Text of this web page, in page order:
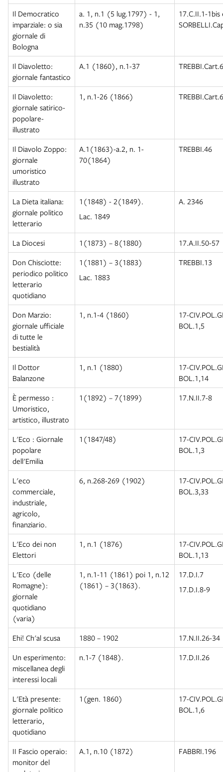
Il Democratico
imparziale: o sia
giornale di
Bologna
a. 1, n.1 (5 lug.1797) - 1,
n.35 (10 mag.1798)
17.C.II.1-1bis
Il Diavoletto:
giornale fantastico
A.1 (1860), n.1-37
Il Diavoletto:
giornale satirico-
popolare-
illustrato
1, n.1-26 (1866)
Il Diavolo Zoppo:
giornale
umoristico
illustrato
A.1(1863)-a.2, n. 1-
70(1864)
TREBBI.46
La Dieta italiana:
giornale politico
letterario
1(1848) - 2(1849).
Lac. 1849
A. 2346
La Diocesi 1(1873) – 8(1880)
17.A.II.50-57
Don Chisciotte:
periodico politico
letterario
quotidiano
1(1881) – 3(1883)
Lac. 1883
TREBBI.13
Don Marzio:
giornale ufficiale
di tutte le
bestialità
1, n.1-4 (1860)
17-
BOL.1,5
Il Dottor
Balanzone
1, n.1 (1880)
17-
BOL.1,14
È permesso :
Umoristico,
artistico, illustrato
1(1892) – 7(1899) 17.N.II.7-8
L'Eco : Giornale
popolare
dell'Emilia
1(1847/48)
17-
BOL.1,3
L'eco
commerciale,
industriale,
agricolo,
finanziario.
6, n.268-269 (1902)
17-
BOL.3,33
L'Eco dei non
Elettori
1, n.1 (1876)
17-
BOL.1,13
L'Eco (delle
Romagne):
giornale
quotidiano
(varia)
1, n.1-11 (1861) poi 1, n.12
(1861) – 3(1863).
17.D.I.7
17.D.I.8-9
Ehi! Ch'al scusa 1880 – 1902
17.N.II.26-34
Un esperimento:
miscellanea degli
interessi locali
n.1-7 (1848). 17.D.II.26
L'Età presente:
giornale politico
letterario,
quotidiano
1(gen. 1860)
17-
BOL.1,6
II Fascio operaio:
monitor del
A.1, n.10 (1872) FABBRI.196